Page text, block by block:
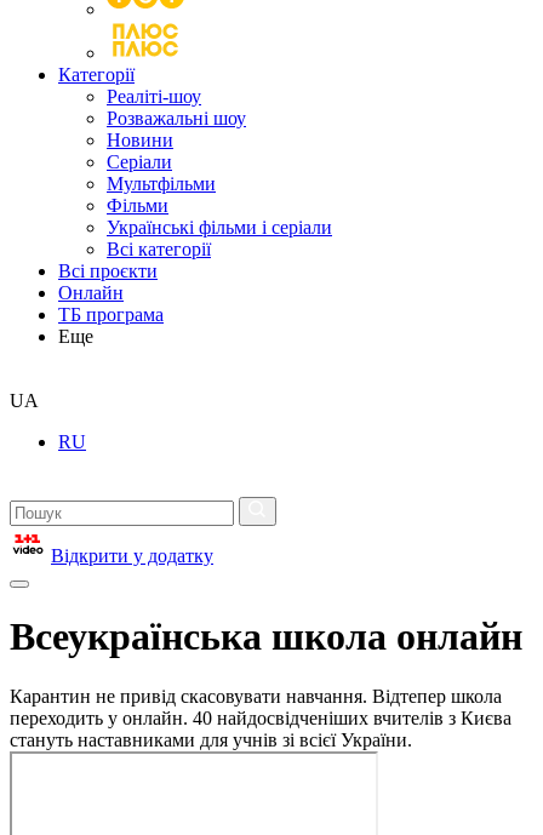
Категорії
Реаліті-шоу
Розважальні шоу
Новини
Серіали
Мультфільми
Фільми
Українські фільми і серіали
Всі категорії
Всі проєкти
Онлайн
ТБ програма
Еще
UA
RU
Відкрити у додатку
Всеукраїнська школа онлайн
Карантин не привід скасовувати навчання. Відтепер школа
переходить у онлайн. 40 найдосвідченіших вчителів з Києва
стануть наставниками для учнів зі всієї України.